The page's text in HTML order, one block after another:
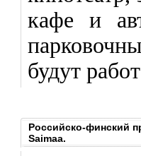
кафе и
будут
Российско-финский
Saimaa.